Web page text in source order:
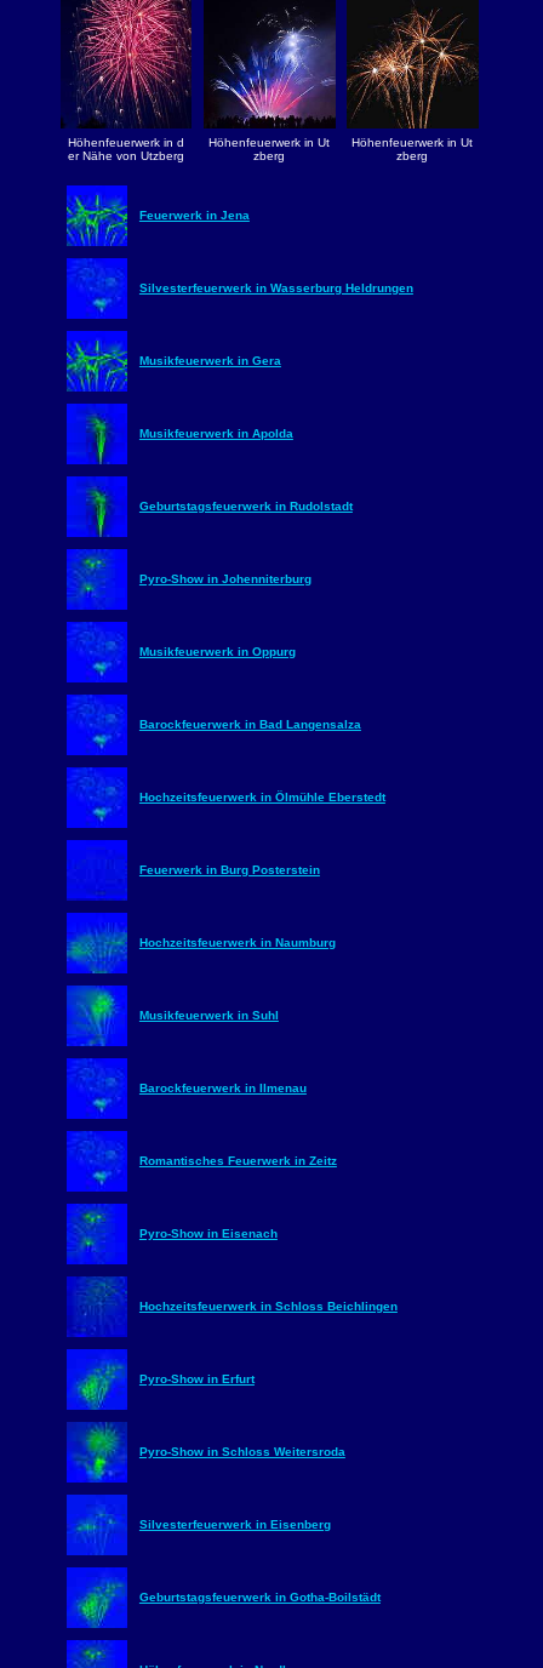
Höhenfeuerwerk in d
er Nähe von Utzberg
Höhenfeuerwerk in Ut
zberg
Höhenfeuerwerk in Ut
zberg
Feuerwerk in Jena
Silvesterfeuerwerk in Wasserburg Heldrungen
Musikfeuerwerk in Gera
Musikfeuerwerk in Apolda
Geburtstagsfeuerwerk in Rudolstadt
Pyro-Show in Johenniterburg
Musikfeuerwerk in Oppurg
Barockfeuerwerk in Bad Langensalza
Hochzeitsfeuerwerk in Ölmühle Eberstedt
Feuerwerk in Burg Posterstein
Hochzeitsfeuerwerk in Naumburg
Musikfeuerwerk in Suhl
Barockfeuerwerk in Ilmenau
Romantisches Feuerwerk in Zeitz
Pyro-Show in Eisenach
Hochzeitsfeuerwerk in Schloss Beichlingen
Pyro-Show in Erfurt
Pyro-Show in Schloss Weitersroda
Silvesterfeuerwerk in Eisenberg
Geburtstagsfeuerwerk in Gotha-Boilstädt